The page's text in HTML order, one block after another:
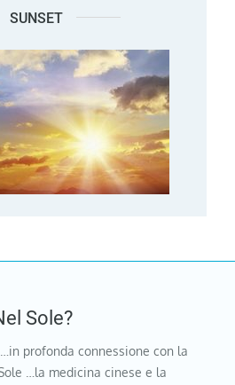
SUNSET
Sole?
profonda connessione con la
…la medicina cinese e la